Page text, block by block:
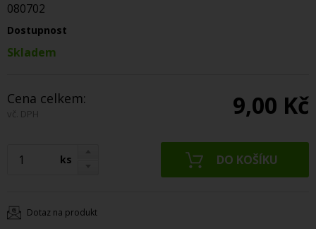
080702
Dostupnost
Skladem
Cena celkem:
vč. DPH 9,00 Kč
ks
Dotaz na produkt